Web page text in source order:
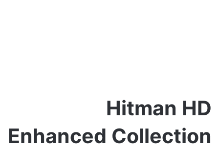
Hitman HD
Enhanced Collection